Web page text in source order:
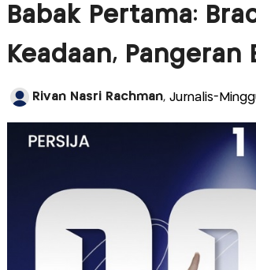
Babak Pertama:
Keadaan, Pangeran
Rivan Nasri Rachman, Jurnalis-